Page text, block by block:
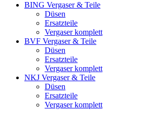
BING Vergaser & Teile
Düsen
Ersatzteile
Vergaser komplett
BVF Vergaser & Teile
Düsen
Ersatzteile
Vergaser komplett
NKJ Vergaser & Teile
Düsen
Ersatzteile
Vergaser komplett